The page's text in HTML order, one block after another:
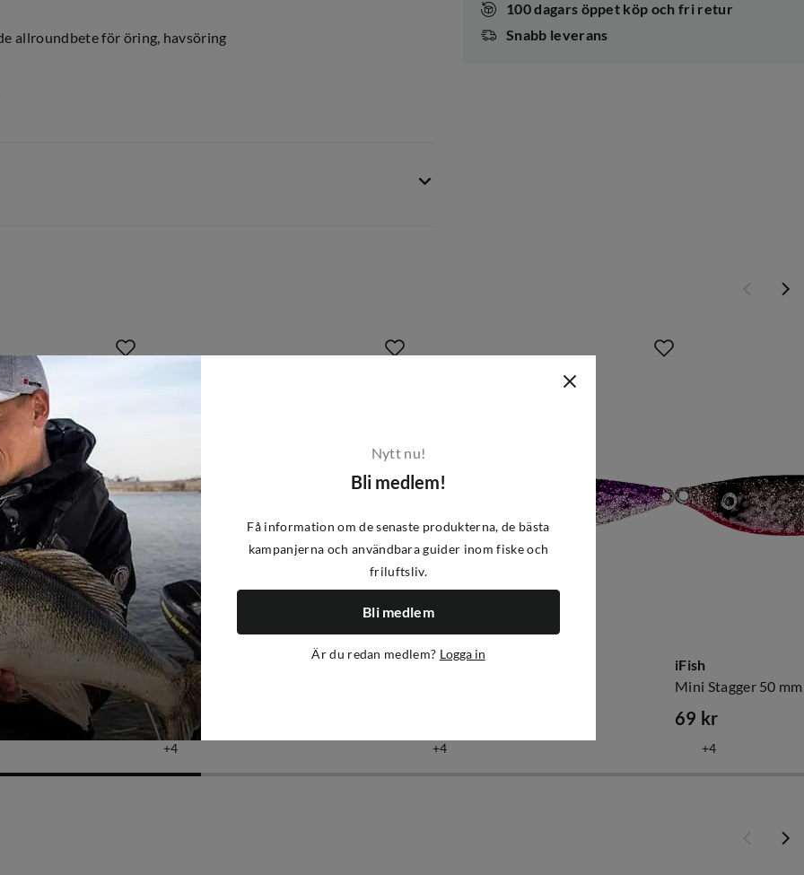
allroundbete för öring, havsöring
100 dagars öppet köp och fri retur
Snabb leverans
iFish
Mini Stagger 50 mm ORYD
price
69 kr
4
price
4
iFish
Mini Stagger 50
69 kr
4
Nytt nu!
Bli medlem!
Få information om de senaste produkterna, de bästa
kampanjerna och användbara guider inom fiske och
friluftsliv.
Bli medlem
Är du redan medlem? Logga in